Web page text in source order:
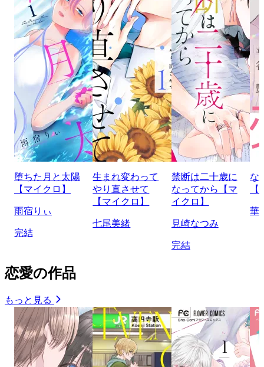
堕ちた月と太陽
【マイクロ】
雨宿りぃ
完結
生まれ変わって
やり直させて
【マイクロ】
七尾美緒
禁断は二十歳に
なってから【マ
イクロ】
見崎なつみ
完結
な
華
恋愛の作品
もっと見る